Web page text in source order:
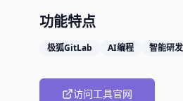
功能特点
极狐GitLab AI编程 智能研发
访问工具官网